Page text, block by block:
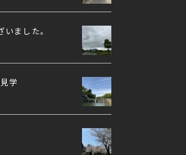
ました。
学